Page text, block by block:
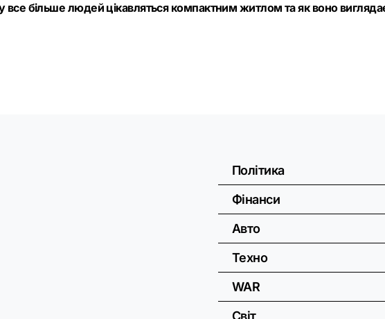
все більше людей цікавляться компактним житлом та як воно
Політика
Фінанси
Авто
Техно
WAR
Світ